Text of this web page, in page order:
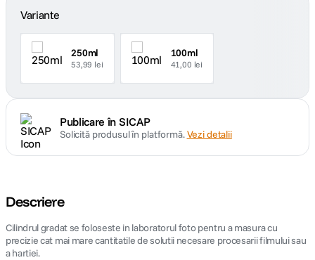
dji osmo
Variante
250ml
53,99 lei
100ml
41,00 lei
Publicare în SICAP
Solicită produsul în platformă.Vezi detalii
Descriere
Cilindrul gradat se foloseste in laboratorul foto pentru a masura cu
precizie cat mai mare cantitatile de solutii necesare procesarii filmului sau
a hartiei.